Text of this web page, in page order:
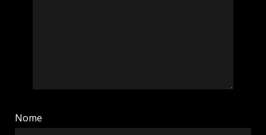
Nome